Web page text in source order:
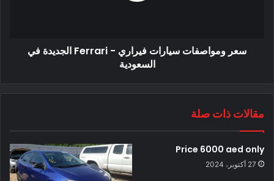
سعر ومواصفات سيارات فيراري - Ferrari الجديدة في
السعودية
مقالات ذات صلة
Price 6000 aed only
27 أكتوبر، 2024